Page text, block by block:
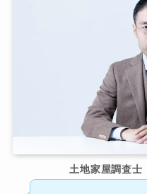
土地家屋調査